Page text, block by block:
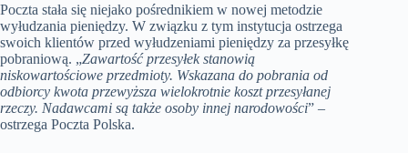
Poczta stała się niejako pośrednikiem w nowej metodzie
wyłudzania pieniędzy. W związku z tym instytucja ostrzega
swoich klientów przed wyłudzeniami pieniędzy za przesyłkę
pobraniową. „Zawartość przesyłek stanowią
niskowartościowe przedmioty. Wskazana do pobrania od
odbiorcy kwota przewyższa wielokrotnie koszt przesyłanej
rzeczy. Nadawcami są także osoby innej narodowości” –
ostrzega Poczta Polska.